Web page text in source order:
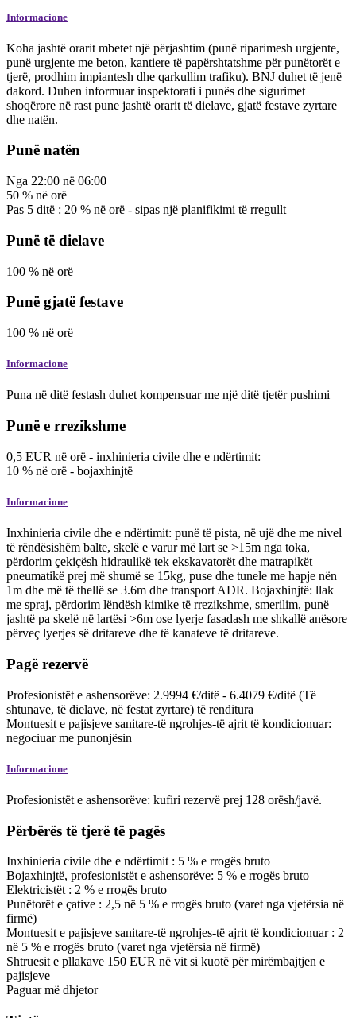
Informacione
Koha jashtë orarit mbetet një përjashtim (punë riparimesh urgjente,
punë urgjente me beton, kantiere të papërshtatshme për punëtorët e
tjerë, prodhim impiantesh dhe qarkullim trafiku). BNJ duhet të jenë
dakord. Duhen informuar inspektorati i punës dhe sigurimet
shoqërore në rast pune jashtë orarit të dielave, gjatë festave zyrtare
dhe natën.
Punë natën
Nga 22:00 në 06:00
50 % në orë
Pas 5 ditë : 20 % në orë - sipas një planifikimi të rregullt
Punë të dielave
100 % në orë
Punë gjatë festave
100 % në orë
Informacione
Puna në ditë festash duhet kompensuar me një ditë tjetër pushimi
Punë e rrezikshme
0,5 EUR në orë - inxhinieria civile dhe e ndërtimit:
10 % në orë - bojaxhinjtë
Informacione
Inxhinieria civile dhe e ndërtimit: punë të pista, në ujë dhe me nivel
të rëndësishëm balte, skelë e varur më lart se >15m nga toka,
përdorim çekiçësh hidraulikë tek ekskavatorët dhe matrapikët
pneumatikë prej më shumë se 15kg, puse dhe tunele me hapje nën
1m dhe më të thellë se 3.6m dhe transport ADR. Bojaxhinjtë: llak
me spraj, përdorim lëndësh kimike të rrezikshme, smerilim, punë
jashtë pa skelë në lartësi >6m ose lyerje fasadash me shkallë anësore
përveç lyerjes së dritareve dhe të kanateve të dritareve.
Pagë rezervë
Profesionistët e ashensorëve: 2.9994 €/ditë - 6.4079 €/ditë (Të
shtunave, të dielave, në festat zyrtare) të renditura
Montuesit e pajisjeve sanitare-të ngrohjes-të ajrit të kondicionuar:
negociuar me punonjësin
Informacione
Profesionistët e ashensorëve: kufiri rezervë prej 128 orësh/javë.
Përbërës të tjerë të pagës
Inxhinieria civile dhe e ndërtimit : 5 % e rrogës bruto
Bojaxhinjtë, profesionistët e ashensorëve: 5 % e rrogës bruto
Elektricistët : 2 % e rrogës bruto
Punëtorët e çative : 2,5 në 5 % e rrogës bruto (varet nga vjetërsia në
firmë)
Montuesit e pajisjeve sanitare-të ngrohjes-të ajrit të kondicionuar : 2
në 5 % e rrogës bruto (varet nga vjetërsia në firmë)
Shtruesit e pllakave 150 EUR në vit si kuotë për mirëmbajtjen e
pajisjeve
Paguar më dhjetor